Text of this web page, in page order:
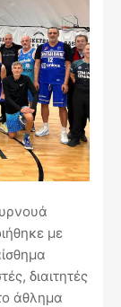
με
διαιτητές
άθλημα